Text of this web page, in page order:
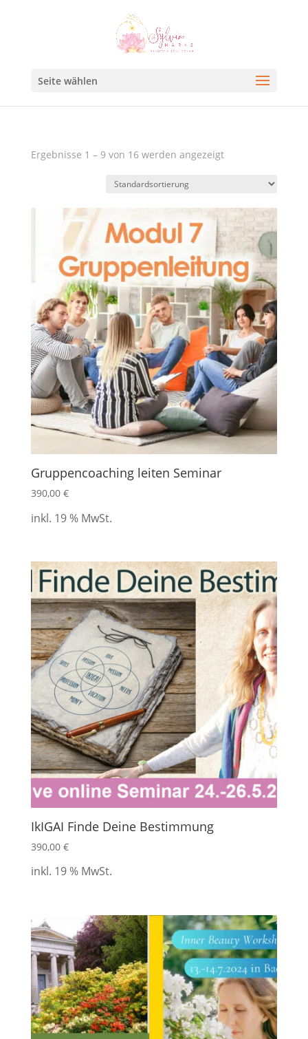
Seite wählen
Ergebnisse 1 – 9 von 16 werden angezeigt
Gruppencoaching leiten Seminar
390,00 €
inkl. 19 % MwSt.
IkIGAI Finde Deine Bestimmung
390,00 €
inkl. 19 % MwSt.